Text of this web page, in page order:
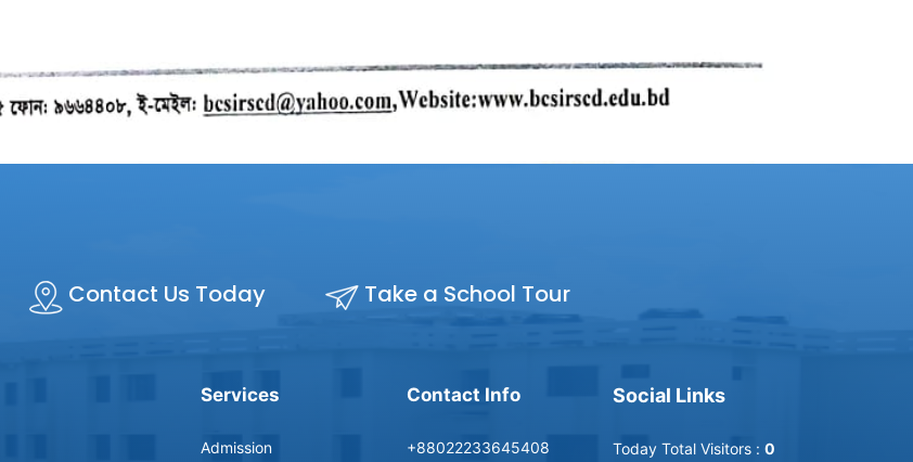
Contact Us Today Take a School Tour
Services
Admission
Contact Info
+88022233645408
Social Links
Today Total Visitors : 0